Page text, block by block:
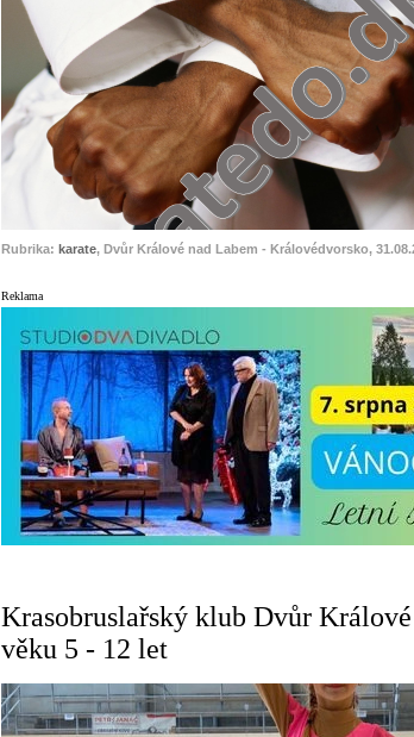
Rubrika: karate, Dvůr Králové nad Labem - Královédvorsko,
Reklama
Krasobruslařský klub Dvůr
věku 5 - 12 let